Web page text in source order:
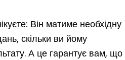
Він матиме необхідну
скільки ви йому
А це гарантує вам, що